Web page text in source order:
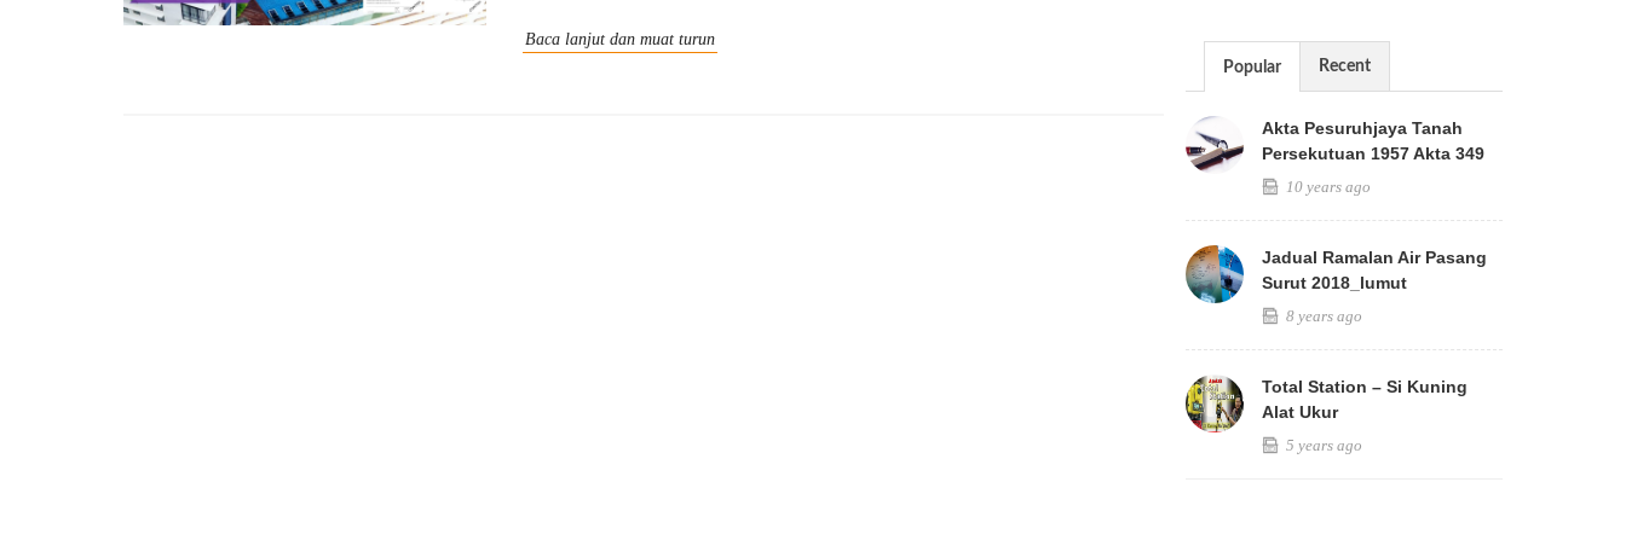
Baca lanjut dan muat turun
Popular Recent
Akta Pesuruhjaya Tanah
Persekutuan 1957 Akta 349
10 years ago
Jadual Ramalan Air Pasang
Surut 2018_lumut
8 years ago
Total Station – Si Kuning
Alat Ukur
5 years ago